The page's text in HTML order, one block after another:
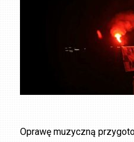
Oprawę muzyczną